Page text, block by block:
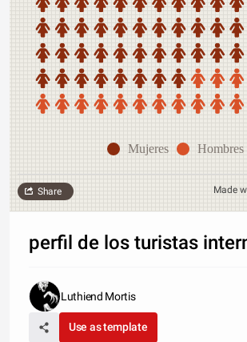
Mujeres Hombres
Made
Share
perfil de los turistas
Luthiend Mortis
Use as template